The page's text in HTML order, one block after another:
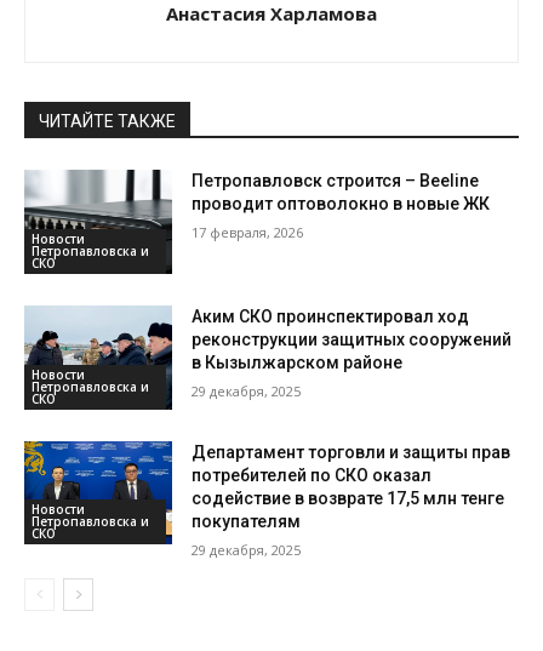
Анастасия Харламова
ЧИТАЙТЕ ТАКЖЕ
Новости
Петропавловска и
СКО
Петропавловск строится – Beeline
проводит оптоволокно в новые ЖК
17 февраля, 2026
Новости
Петропавловска и
СКО
Аким СКО проинспектировал ход
реконструкции защитных сооружений
в Кызылжарском районе
29 декабря, 2025
Новости
Петропавловска и
СКО
Департамент торговли и защиты прав
потребителей по СКО оказал
содействие в возврате 17,5 млн тенге
покупателям
29 декабря, 2025